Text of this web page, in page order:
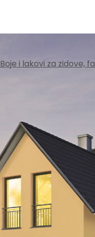
Boje i lakovi za zidove,